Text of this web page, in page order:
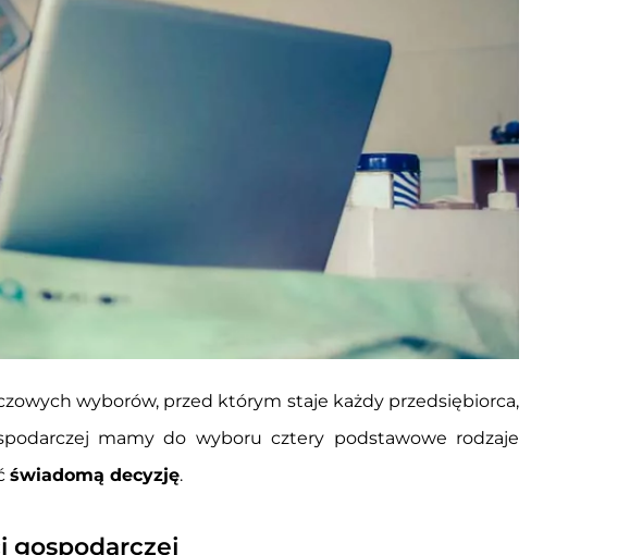
wyborów, przed którym staje każdy przedsiębiorca,
mamy do wyboru cztery podstawowe rodzaje
świadomą decyzję.
gospodarczej